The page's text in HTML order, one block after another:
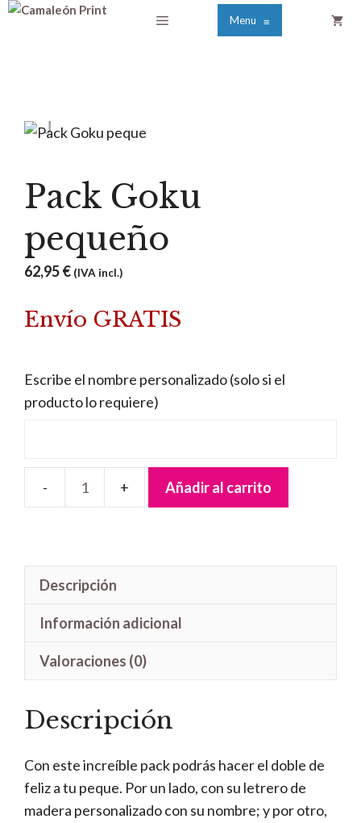
Saltar
Menú Menu ≡
Pack Goku
pequeño
62,95€ (IVA incl.)
Envío GRATIS
Escribe el nombre personalizado (solo si el
producto lo requiere)
Pack
cantidad
Añadir al carrito
Descripción
Información adicional
Valoraciones (0)
Descripción
Con este increíble pack podrás hacer el doble de
feliz a tu peque. Por un lado, con su letrero de
madera personalizado con su nombre; y por otro,